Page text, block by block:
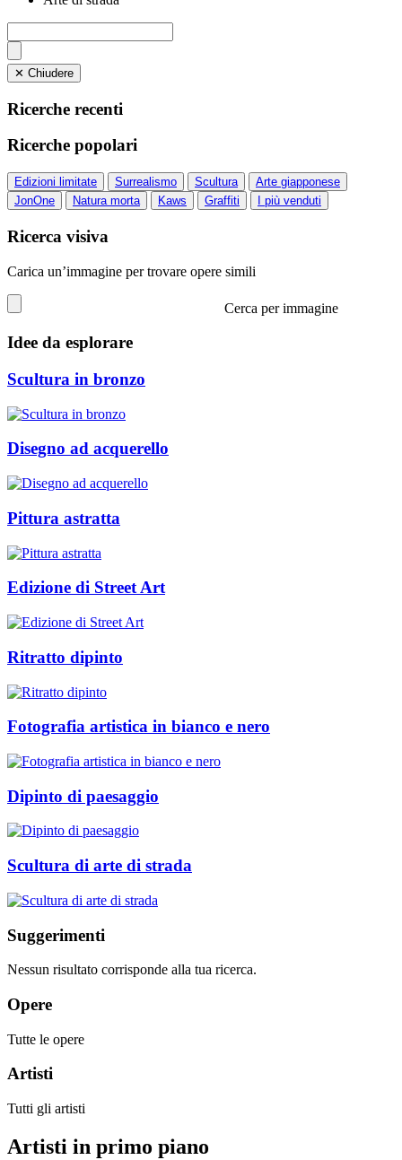
✕ Chiudere
Ricerche recenti
Ricerche popolari
Edizioni limitate Surrealismo Scultura
Arte giapponese
JonOne
Natura morta Kaws Graffiti I più venduti
Ricerca visiva
Carica un’immagine per trovare opere simili
Cerca per immagine
Idee da esplorare
Scultura in bronzo
Disegno ad acquerello
Pittura astratta
Edizione di Street Art
Ritratto dipinto
Fotografia artistica in bianco e nero
Dipinto di paesaggio
Scultura di arte di strada
Suggerimenti
Nessun risultato corrisponde alla tua ricerca.
Opere
Tutte le opere
Artisti
Tutti gli artisti
Artisti in primo piano